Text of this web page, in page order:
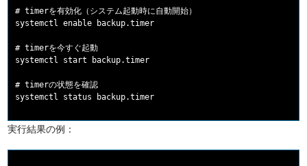
# timerを有効化（システム起動時に自動開始）
systemctl enable backup.timer
# timerを今すぐ起動
systemctl start backup.timer
# timerの状態を確認
実行結果の例：